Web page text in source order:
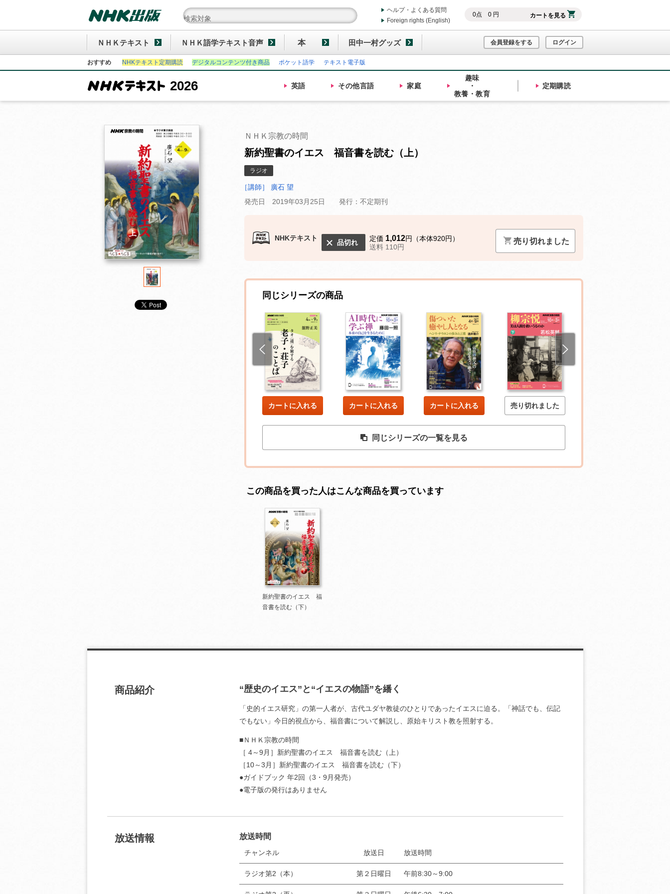
0点 0円 カートを見る
ヘルプ・よくある質問
Foreign rights (English)
ＮＨＫテキスト ＮＨＫ語学テキスト音声 本 田中一村グッズ 会員登録をする ログイン
おすすめ NHKテキスト定期購読 デジタルコンテンツ付き商品 ポケット語学 テキスト電子版
2026 英語 その他言語 家庭
趣味
・
教養・教育
定期購読
お支払いに進む
ＮＨＫ宗教の時間
新約聖書のイエス 福音書を読む（上）
ラジオ
［講師］ 廣石 望
発売日 2019年03月25日
発行：不定期刊
NHKテキスト
品切れ 定価 1,012円（本体920円）
送料 110円
売り切れました
同じシリーズの商品
カートに入れる カートに入れる カートに入れる 売り切れました
同じシリーズの一覧を見る
この商品を買った人はこんな商品を買っています
新約聖書のイエス 福
音書を読む（下）
商品紹介 “歴史のイエス”と“イエスの物語”を繙く
「史的イエス研究」の第一人者が、古代ユダヤ教徒のひとりであったイエスに迫る。「神話でも、伝記
でもない」今日的視点から、福音書について解説し、原始キリスト教を照射する。
■ＮＨＫ宗教の時間
［ 4～9月］新約聖書のイエス 福音書を読む（上）
［10～3月］新約聖書のイエス 福音書を読む（下）
●ガイドブック 年2回（3・9月発売）
●電子版の発行はありません
放送情報 放送時間
チャンネル 放送日 放送時間
ラジオ第2（本） 第２日曜日 午前8:30～9:00